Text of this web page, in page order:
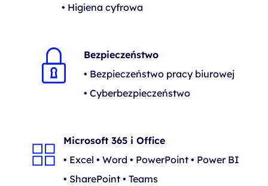
• Higiena cyfrowa
Bezpieczeństwo
• Bezpieczeństwo pracy biurowej
• Cyberbezpieczeństwo
Microsoft 365 i Office
• Excel • Word • PowerPoint • Power BI
• SharePoint • Teams